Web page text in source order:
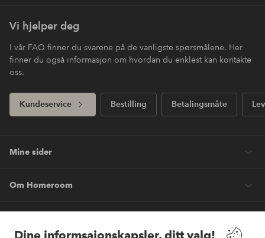
Dine informsajonskapsler, ditt valg!
Vi hjelper deg
I vår FAQ finner du svarene på de vanligste spørsmålene. Her
finner du også informasjon om hvordan du enklest kan kontakte
oss.
Kundeservice Bestilling Betalingsmåte
Mine sider
Om Homeroom